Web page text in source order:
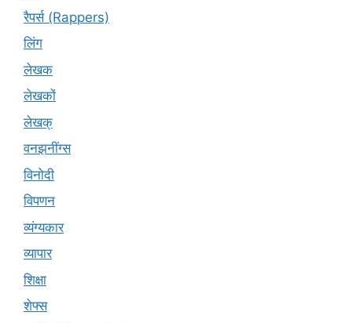
रैपर्स (Rappers)
लिंग
लेखक
लेखकों
लेखक्
वनझनींग्स
विनोदी
विपणन
व्यंग्यकार
व्यापार
शिक्षा
शेफ्स